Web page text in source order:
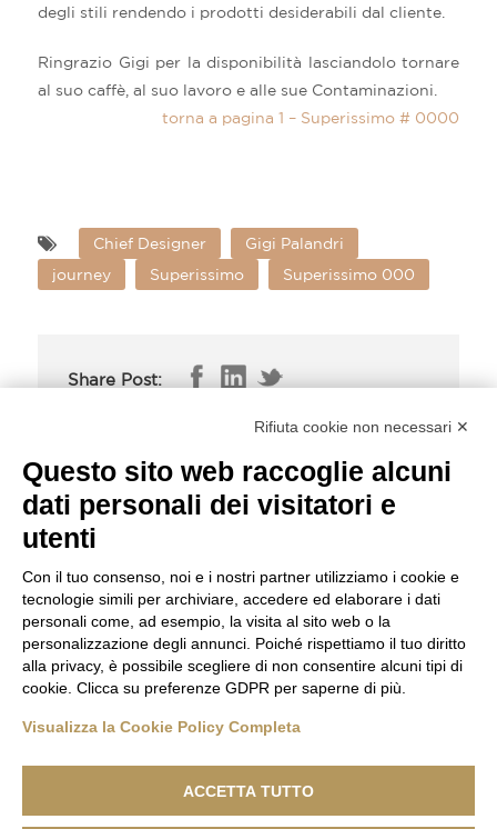
degli stili rendendo i prodotti desiderabili dal cliente.
Ringrazio Gigi per la disponibilità lasciandolo tornare
al suo caffè, al suo lavoro e alle sue Contaminazioni.
torna a pagina 1 – Superissimo # 0000
Chief Designer
Gigi Palandri
journey
Superissimo Superissimo 000
Share Post:
Superissimo – 000 – Fabric Highlights
Superissimo – 000 – Raw Materials
Rifiuta cookie non necessari ✕
Questo sito web raccoglie alcuni
dati personali dei visitatori e
utenti
Con il tuo consenso, noi e i nostri partner utilizziamo i cookie e
tecnologie simili per archiviare, accedere ed elaborare i dati
personali come, ad esempio, la visita al sito web o la
personalizzazione degli annunci. Poiché rispettiamo il tuo diritto
alla privacy, è possibile scegliere di non consentire alcuni tipi di
cookie. Clicca su preferenze GDPR per saperne di più.
Visualizza la Cookie Policy Completa
ACCETTA TUTTO